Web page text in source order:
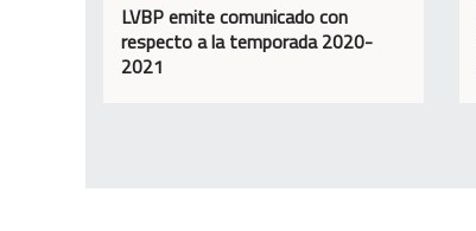
LVBP emite comunicado con
respecto a la temporada 2020-
2021